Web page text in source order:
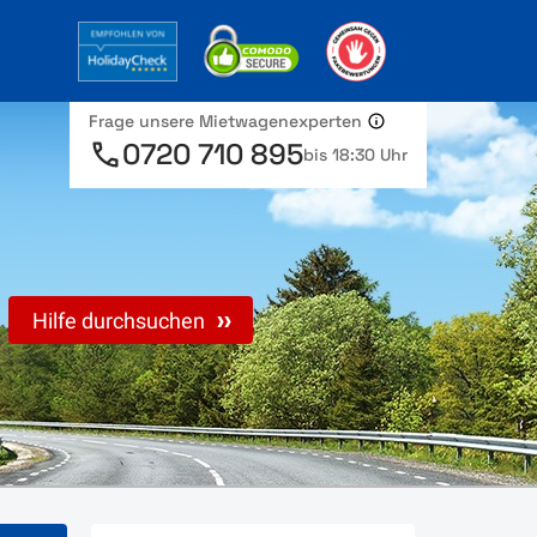
Frage unsere Mietwagenexperten
0720 710 895bis 18:30 Uhr
Hilfe durchsuchen